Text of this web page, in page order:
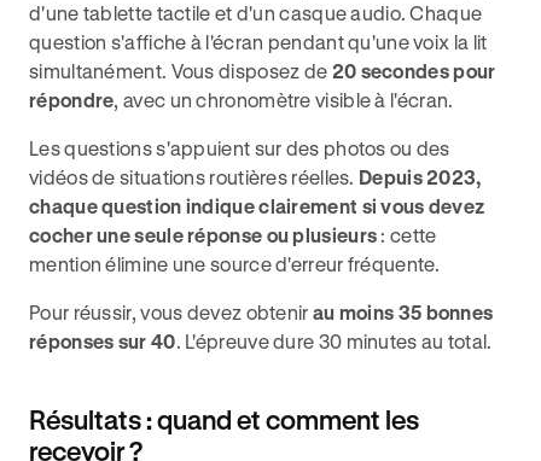
d'une tablette tactile et d'un casque audio. Chaque
question s'affiche à l'écran pendant qu'une voix la lit
simultanément. Vous disposez de 20 secondes pour
répondre, avec un chronomètre visible à l'écran.
Les questions s'appuient sur des photos ou des
vidéos de situations routières réelles. Depuis 2023,
chaque question indique clairement si vous devez
cocher une seule réponse ou plusieurs : cette
mention élimine une source d'erreur fréquente.
Pour réussir, vous devez obtenir au moins 35 bonnes
réponses sur 40. L'épreuve dure 30 minutes au total.
Résultats : quand et comment les
recevoir ?